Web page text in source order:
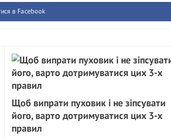
в Facebook
Щоб випрати пуховик і не зіпсувати
його, варто дотримуватися цих 3-х
правил